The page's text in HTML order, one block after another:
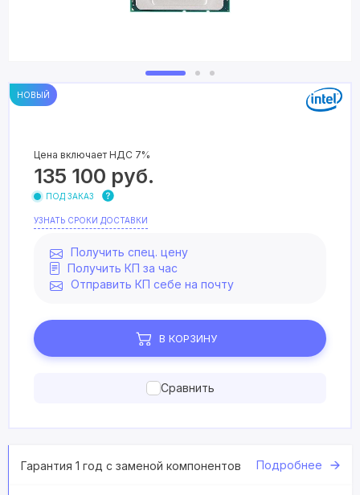
НОВЫЙ
Цена включает НДС 7%
135 100 руб.
ПОД ЗАКАЗ
УЗНАТЬ СРОКИ ДОСТАВКИ
Получить спец. цену
Получить КП за час
Отправить КП себе на почту
В КОРЗИНУ
Сравнить
Гарантия 1 год с заменой компонентов Подробнее